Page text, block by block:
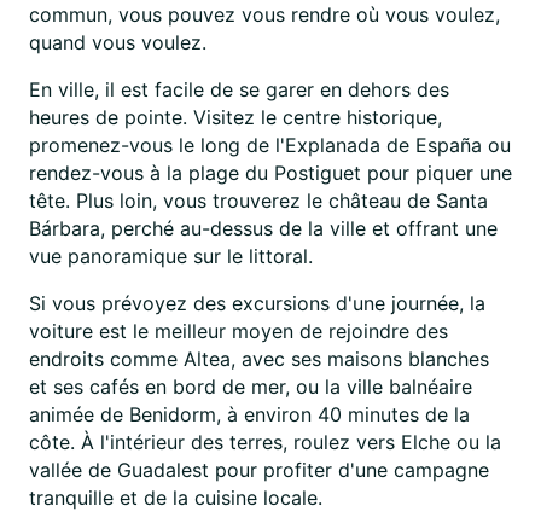
commun, vous pouvez vous rendre où vous voulez,
quand vous voulez.
En ville, il est facile de se garer en dehors des
heures de pointe. Visitez le centre historique,
promenez-vous le long de l'Explanada de España ou
rendez-vous à la plage du Postiguet pour piquer une
tête. Plus loin, vous trouverez le château de Santa
Bárbara, perché au-dessus de la ville et offrant une
vue panoramique sur le littoral.
Si vous prévoyez des excursions d'une journée, la
voiture est le meilleur moyen de rejoindre des
endroits comme Altea, avec ses maisons blanches
et ses cafés en bord de mer, ou la ville balnéaire
animée de Benidorm, à environ 40 minutes de la
côte. À l'intérieur des terres, roulez vers Elche ou la
vallée de Guadalest pour profiter d'une campagne
tranquille et de la cuisine locale.